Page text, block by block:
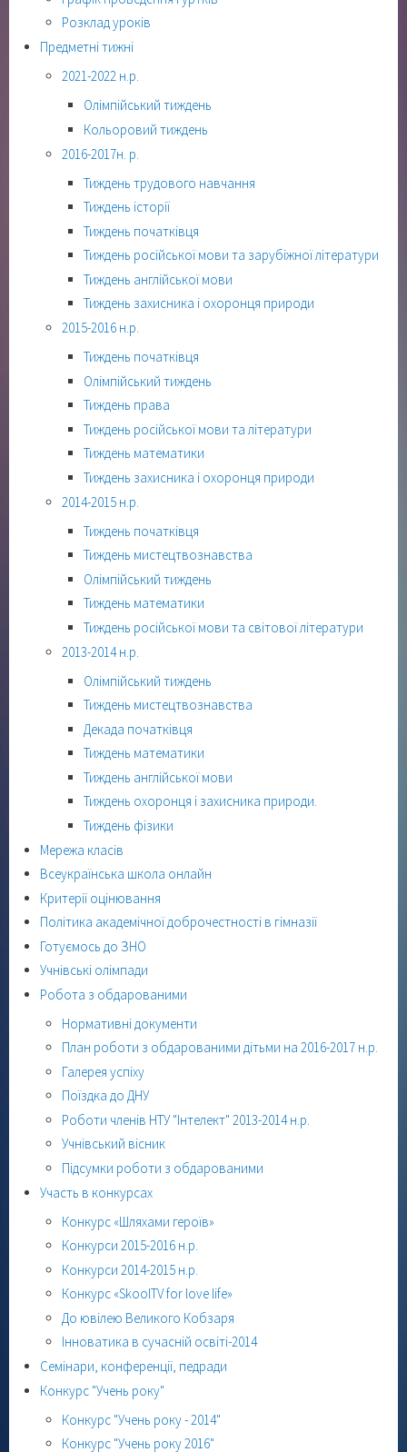
Розклад уроків
Предметні тижні
2021-2022 н.р.
Олімпійський тиждень
Кольоровий тиждень
2016-2017н. р.
Тиждень трудового навчання
Тиждень історії
Тиждень початківця
Тиждень російської мови та зарубіжної літератури
Тиждень англійської мови
Тиждень захисника і охоронця природи
2015-2016 н.р.
Тиждень початківця
Олімпійський тиждень
Тиждень права
Тиждень російської мови та літератури
Тиждень математики
Тиждень захисника і охоронця природи
2014-2015 н.р.
Тиждень початківця
Тиждень мистецтвознавства
Олімпійський тиждень
Тиждень математики
Тиждень російської мови та світової літератури
2013-2014 н.р.
Олімпійський тиждень
Тиждень мистецтвознавства
Декада початківця
Тиждень математики
Тиждень англійської мови
Тиждень охоронця і захисника природи.
Тиждень фізики
Мережа класів
Всеукраїнська школа онлайн
Критерії оцінювання
Політика академічної доброчестності в гімназії
Готуємось до ЗНО
Учнівські олімпади
Робота з обдарованими
Нормативні документи
План роботи з обдарованими дітьми на 2016-2017 н.р.
Галерея успіху
Поїздка до ДНУ
Роботи членів НТУ "Інтелект" 2013-2014 н.р.
Учнівський вісник
Підсумки роботи з обдарованими
Участь в конкурсах
Конкурс «Шляхами героїв»
Конкурси 2015-2016 н.р.
Конкурси 2014-2015 н.р.
Конкурс «SkoolTV for love life»
До ювілею Великого Кобзаря
Інноватика в сучасній освіті-2014
Семінари, конференції, педради
Конкурс "Учень року"
Конкурс "Учень року - 2014"
Конкурс "Учень року 2016"